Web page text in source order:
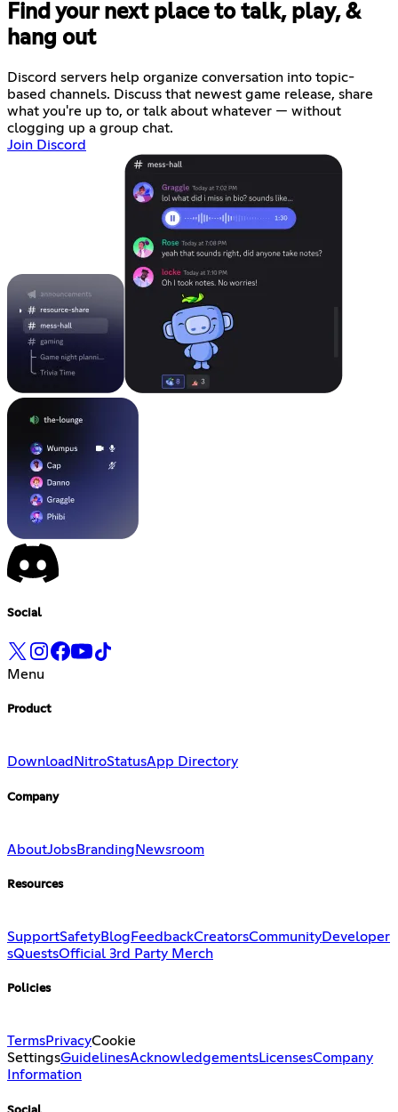
Find your next place to talk, play, &
hang out
Discord servers help organize conversation into topic-
based channels. Discuss that newest game release, share
what you're up to, or talk about whatever — without
clogging up a group chat.
Join Discord
Social
Menu
Product
Download NitroStatusApp Directory
Company
AboutJobsBranding Newsroom
Resources
SupportSafetyBlog FeedbackCreatorsCommunityDeveloper
sQuestsOfficial 3rd Party Merch
Policies
TermsPrivacyCookie
SettingsGuidelinesAcknowledgementsLicensesCompany
Information